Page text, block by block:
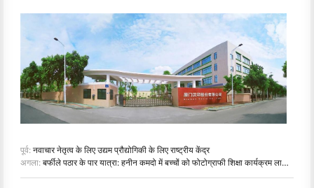
पूर्व: नवाचार नेतृत्व के लिए उद्यम प्रौद्योगिकी के लिए राष्ट्रीय केंद्र
अगला: बर्फीले पठार के पार यात्रा: हनीन कमदो में बच्चों को फोटोग्राफी शिक्षा कार्यक्रम लाता है